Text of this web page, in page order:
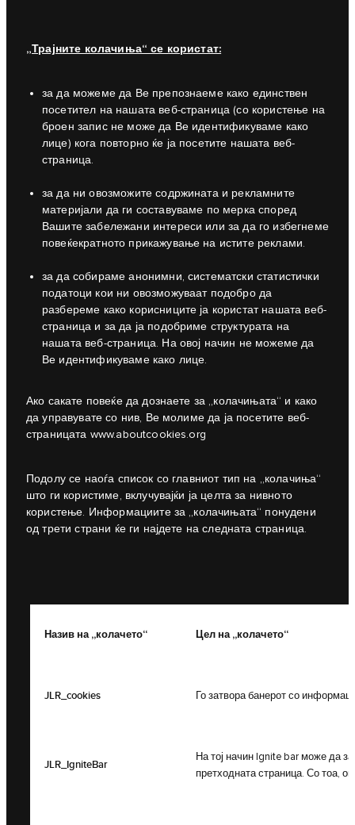
„Трајните колачиња“ се користат:
за да можеме да Ве препознаеме како единствен
посетител на нашата веб-страница (со користење на
броен запис не може да Ве идентификуваме како
лице) кога повторно ќе ја посетите нашата веб-
страница.
за да ни овозможите содржината и рекламните
материјали да ги составуваме по мерка според
Вашите забележани интереси или за да го избегнеме
повеќекратното прикажување на истите реклами.
за да собираме анонимни, систематски статистички
податоци кои ни овозможуваат подобро да
разбереме како корисниците ја користат нашата веб-
страница и за да ја подобриме структурата на
нашата веб-страница. На овој начин не можеме да
Ве идентификуваме како лице.
Ако сакате повеќе да дознаете за „колачињата“ и како
да управувате со нив, Ве молиме да ја посетите веб-
страницата www.aboutcookies.org
Подолу се наоѓа список со главниот тип на „колачиња“
што ги користиме, вклучувајќи ја целта за нивното
користење. Информациите за „колачињата“ понудени
од трети страни ќе ги најдете на следната страница.
Назив на „колачето“ Цел на „колачето“
JLR_cookies Го затвора банерот со
JLR_IgniteBar
На тој начин Ignite bar може да
претходната страница. Со тоа,